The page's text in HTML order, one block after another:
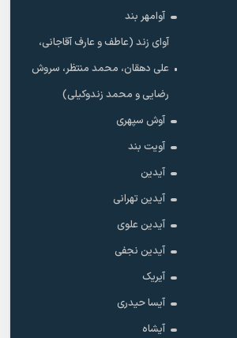
آوامهر بند
آوای زند (عاطف و عارف آقاجانی،
علی دهقان، محمد منتظر، سروش
رضایی و محمد زندوکیلی)
آوش سپهری
آویت بند
آیدین
آیدین تهرانی
آیدین علوی
آیدین نجفی
آیریک
آیسا حیدری
آیشاه